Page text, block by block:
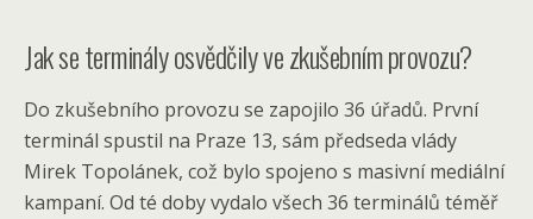
Jak se terminály osvědčily ve zkušebním provozu?
Do zkušebního provozu se zapojilo 36 úřadů. První
terminál spustil na Praze 13, sám předseda vlády
Mirek Topolánek, což bylo spojeno s masivní mediální
kampaní. Od té doby vydalo všech 36 terminálů téměř